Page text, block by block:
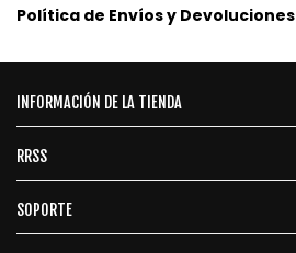
Política de Envíos y Devoluciones
INFORMACIÓN DE LA TIENDA
RRSS
SOPORTE